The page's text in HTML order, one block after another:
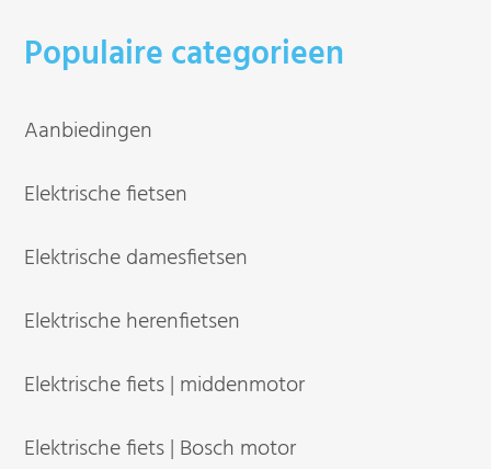
Populaire categorieen
Aanbiedingen
Elektrische fietsen
Elektrische damesfietsen
Elektrische herenfietsen
Elektrische fiets | middenmotor
Elektrische fiets | Bosch motor